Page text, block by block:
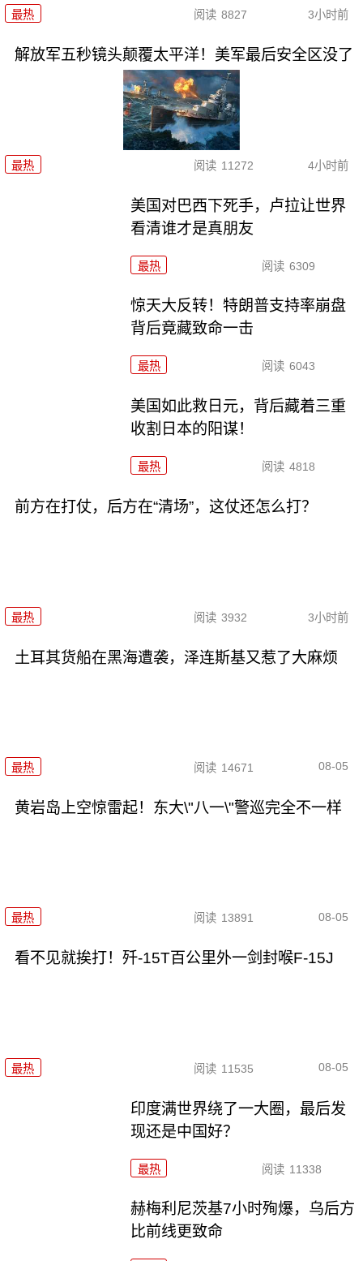
最热 阅读 8827 3小时前
解放军五秒镜头颠覆太平洋！美军最后安全区没了
最热 阅读 11272 4小时前
美国对巴西下死手，卢拉让世界
看清谁才是真朋友
最热 阅读 6309
惊天大反转！特朗普支持率崩盘
背后竟藏致命一击
最热 阅读 6043
美国如此救日元，背后藏着三重
收割日本的阳谋！
最热 阅读 4818
前方在打仗，后方在“清场”，这仗还怎么打？
最热 阅读 3932 3小时前
土耳其货船在黑海遭袭，泽连斯基又惹了大麻烦
最热 阅读 14671 08-05
黄岩岛上空惊雷起！东大\"八一\"警巡完全不一样
最热 阅读 13891 08-05
看不见就挨打！歼-15T百公里外一剑封喉F-15J
最热 阅读 11535 08-05
印度满世界绕了一大圈，最后发
现还是中国好？
最热 阅读 11338
赫梅利尼茨基7小时殉爆，乌后方
比前线更致命